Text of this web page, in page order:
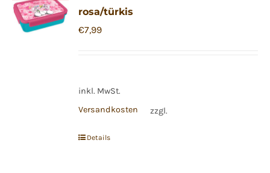
rosa/türkis
€7,99
inkl. MwSt.
zzgl.
Versandkosten
Details